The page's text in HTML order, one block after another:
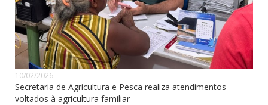
10/02/2026
Secretaria de Agricultura e Pesca realiza atendimentos
voltados à agricultura familiar